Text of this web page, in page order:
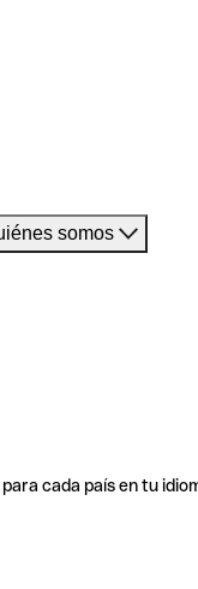
somos
cada país en tu